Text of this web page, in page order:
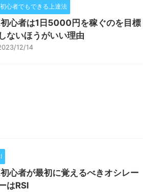
心者でもできる上達法
心者は1日5000円を稼ぐのを目標
ないほうがいい理由
12/14
心者が最初に覚えるべきオシレー
はRSI